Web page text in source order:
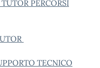
PERCORSI
TECNICO